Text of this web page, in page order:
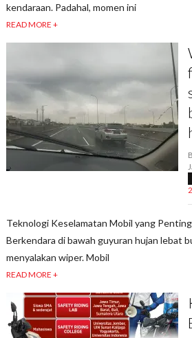
kendaraan. Padahal, momen ini
READ MORE +
Teknologi Keselamatan Mobil yang
Berkendara di bawah guyuran hujan lebat
menyalakan wiper. Mobil
READ MORE +